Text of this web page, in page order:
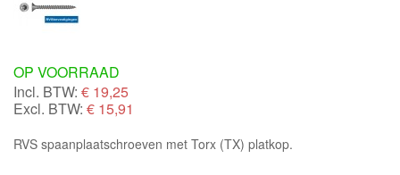
OP VOORRAAD
Incl. BTW: € 19,25
Excl. BTW: € 15,91
RVS spaanplaatschroeven met Torx (TX) platkop.